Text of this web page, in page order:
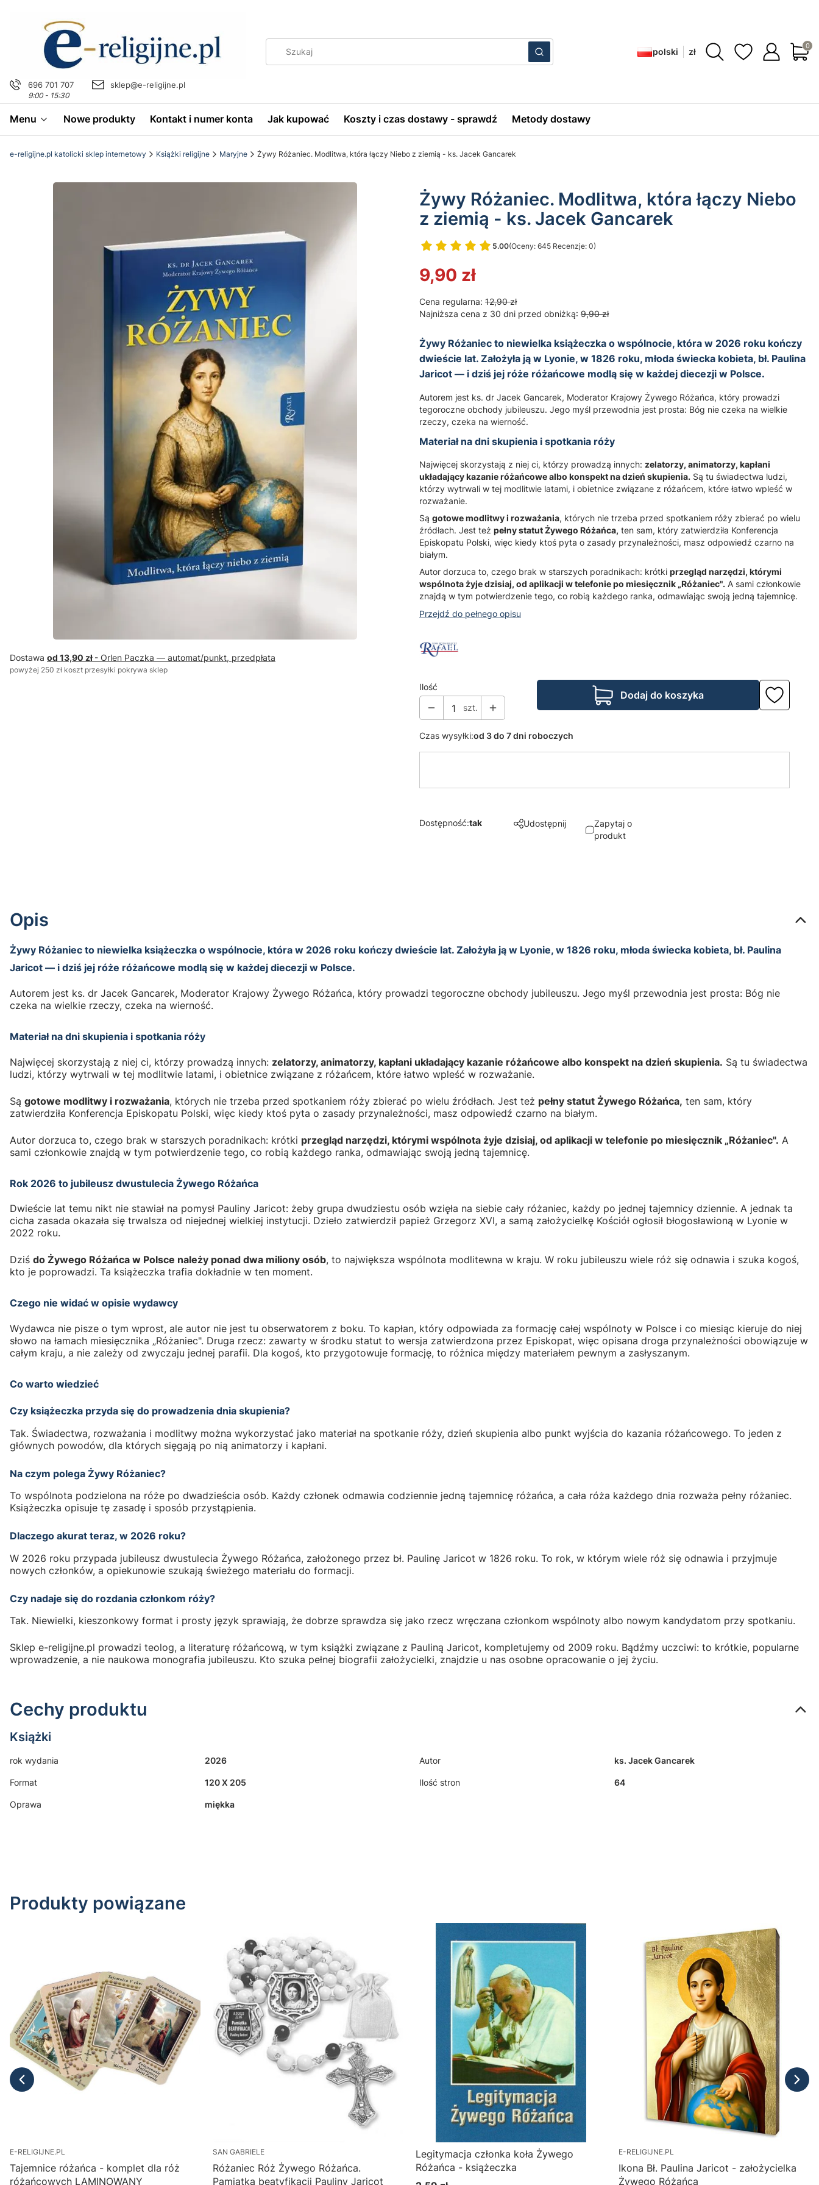
696 701 707
9:00 - 15:30
sklep@e-religijne.pl
WyczyśćSzukaj polski zł
Menu Nowe produkty Kontakt i numer konta Jak kupować Koszty i czas dostawy - sprawdź Metody dostawy
e-religijne.pl katolicki sklep internetowy Książki religijne Maryjne Żywy Różaniec. Modlitwa, która łączy Niebo z ziemią - ks. Jacek Gancarek
Dostawa od 13,90 zł - Orlen Paczka — automat/punkt, przedpłata
powyżej 250 zł koszt przesyłki pokrywa sklep
Żywy Różaniec. Modlitwa, która łączy Niebo
z ziemią - ks. Jacek Gancarek
5.00(Oceny: 645 Recenzje: 0)
Przejdź do sekcji Opinie
9,90 zł
Cena regularna: 12,90 zł
Najniższa cena z 30 dni przed obniżką: 9,90 zł
Żywy Różaniec to niewielka książeczka o wspólnocie, która w 2026 roku kończy
dwieście lat. Założyła ją w Lyonie, w 1826 roku, młoda świecka kobieta, bł. Paulina
Jaricot — i dziś jej róże różańcowe modlą się w każdej diecezji w Polsce.
Autorem jest ks. dr Jacek Gancarek, Moderator Krajowy Żywego Różańca, który prowadzi
tegoroczne obchody jubileuszu. Jego myśl przewodnia jest prosta: Bóg nie czeka na wielkie
rzeczy, czeka na wierność.
Materiał na dni skupienia i spotkania róży
Najwięcej skorzystają z niej ci, którzy prowadzą innych: zelatorzy, animatorzy, kapłani
układający kazanie różańcowe albo konspekt na dzień skupienia. Są tu świadectwa ludzi,
którzy wytrwali w tej modlitwie latami, i obietnice związane z różańcem, które łatwo wpleść w
rozważanie.
Są gotowe modlitwy i rozważania, których nie trzeba przed spotkaniem róży zbierać po wielu
źródłach. Jest też pełny statut Żywego Różańca, ten sam, który zatwierdziła Konferencja
Episkopatu Polski, więc kiedy ktoś pyta o zasady przynależności, masz odpowiedź czarno na
białym.
Autor dorzuca to, czego brak w starszych poradnikach: krótki przegląd narzędzi, którymi
wspólnota żyje dzisiaj, od aplikacji w telefonie po miesięcznik „Różaniec". A sami członkowie
znajdą w tym potwierdzenie tego, co robią każdego ranka, odmawiając swoją jedną tajemnicę.
Przejdź do pełnego opisu
Ilość
szt.
Dodaj do koszyka
Czas wysyłki:od 3 do 7 dni roboczych
Dostępność:tak Udostępnij
Zapytaj o
produkt
Opis
Żywy Różaniec to niewielka książeczka o wspólnocie, która w 2026 roku kończy dwieście lat. Założyła ją w Lyonie, w 1826 roku, młoda świecka kobieta, bł. Paulina
Jaricot — i dziś jej róże różańcowe modlą się w każdej diecezji w Polsce.
Autorem jest ks. dr Jacek Gancarek, Moderator Krajowy Żywego Różańca, który prowadzi tegoroczne obchody jubileuszu. Jego myśl przewodnia jest prosta: Bóg nie
czeka na wielkie rzeczy, czeka na wierność.
Materiał na dni skupienia i spotkania róży
Najwięcej skorzystają z niej ci, którzy prowadzą innych: zelatorzy, animatorzy, kapłani układający kazanie różańcowe albo konspekt na dzień skupienia. Są tu świadectwa
ludzi, którzy wytrwali w tej modlitwie latami, i obietnice związane z różańcem, które łatwo wpleść w rozważanie.
Są gotowe modlitwy i rozważania, których nie trzeba przed spotkaniem róży zbierać po wielu źródłach. Jest też pełny statut Żywego Różańca, ten sam, który
zatwierdziła Konferencja Episkopatu Polski, więc kiedy ktoś pyta o zasady przynależności, masz odpowiedź czarno na białym.
Autor dorzuca to, czego brak w starszych poradnikach: krótki przegląd narzędzi, którymi wspólnota żyje dzisiaj, od aplikacji w telefonie po miesięcznik „Różaniec". A
sami członkowie znajdą w tym potwierdzenie tego, co robią każdego ranka, odmawiając swoją jedną tajemnicę.
Rok 2026 to jubileusz dwustulecia Żywego Różańca
Dwieście lat temu nikt nie stawiał na pomysł Pauliny Jaricot: żeby grupa dwudziestu osób wzięła na siebie cały różaniec, każdy po jednej tajemnicy dziennie. A jednak ta
cicha zasada okazała się trwalsza od niejednej wielkiej instytucji. Dzieło zatwierdził papież Grzegorz XVI, a samą założycielkę Kościół ogłosił błogosławioną w Lyonie w
2022 roku.
Dziś do Żywego Różańca w Polsce należy ponad dwa miliony osób, to największa wspólnota modlitewna w kraju. W roku jubileuszu wiele róż się odnawia i szuka kogoś,
kto je poprowadzi. Ta książeczka trafia dokładnie w ten moment.
Czego nie widać w opisie wydawcy
Wydawca nie pisze o tym wprost, ale autor nie jest tu obserwatorem z boku. To kapłan, który odpowiada za formację całej wspólnoty w Polsce i co miesiąc kieruje do niej
słowo na łamach miesięcznika „Różaniec". Druga rzecz: zawarty w środku statut to wersja zatwierdzona przez Episkopat, więc opisana droga przynależności obowiązuje w
całym kraju, a nie zależy od zwyczaju jednej parafii. Dla kogoś, kto przygotowuje formację, to różnica między materiałem pewnym a zasłyszanym.
Co warto wiedzieć
Czy książeczka przyda się do prowadzenia dnia skupienia?
Tak. Świadectwa, rozważania i modlitwy można wykorzystać jako materiał na spotkanie róży, dzień skupienia albo punkt wyjścia do kazania różańcowego. To jeden z
głównych powodów, dla których sięgają po nią animatorzy i kapłani.
Na czym polega Żywy Różaniec?
To wspólnota podzielona na róże po dwadzieścia osób. Każdy członek odmawia codziennie jedną tajemnicę różańca, a cała róża każdego dnia rozważa pełny różaniec.
Książeczka opisuje tę zasadę i sposób przystąpienia.
Dlaczego akurat teraz, w 2026 roku?
W 2026 roku przypada jubileusz dwustulecia Żywego Różańca, założonego przez bł. Paulinę Jaricot w 1826 roku. To rok, w którym wiele róż się odnawia i przyjmuje
nowych członków, a opiekunowie szukają świeżego materiału do formacji.
Czy nadaje się do rozdania członkom róży?
Tak. Niewielki, kieszonkowy format i prosty język sprawiają, że dobrze sprawdza się jako rzecz wręczana członkom wspólnoty albo nowym kandydatom przy spotkaniu.
Sklep e-religijne.pl prowadzi teolog, a literaturę różańcową, w tym książki związane z Pauliną Jaricot, kompletujemy od 2009 roku. Bądźmy uczciwi: to krótkie, popularne
wprowadzenie, a nie naukowa monografia jubileuszu. Kto szuka pełnej biografii założycielki, znajdzie u nas osobne opracowanie o jej życiu.
Cechy produktu
Książki
rok wydania 2026 Autor ks. Jacek Gancarek
Format 120 X 205 Ilość stron 64
Oprawa miękka
Produkty powiązane
E-RELIGIJNE.PL
Tajemnice różańca - komplet dla róż
różańcowych LAMINOWANY
SAN GABRIELE
Różaniec Róż Żywego Różańca.
Pamiątka beatyfikacji Pauliny Jaricot
Legitymacja członka koła Żywego
Różańca - książeczka
E-RELIGIJNE.PL
Ikona Bł. Paulina Jaricot - założycielka
Żywego Różańca